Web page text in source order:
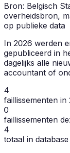
Bron: Belgisch
overheidsbron,
op publieke data
In 2026 werden
gepubliceerd in
dagelijks alle
accountant of
4
faillissementen in
0
faillissementen
4
totaal in database